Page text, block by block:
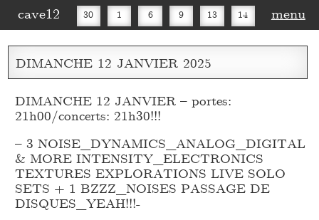
cave12 30 1 6 9 13 14
16 20 27 30
menu
DIMANCHE 12 JANVIER 2025
DIMANCHE 12 JANVIER – portes:
21h00/concerts: 21h30!!!
– 3 NOISE_DYNAMICS_ ANALOG_DIGITAL
& MORE INTENSITY_ELECTRONICS
TEXTURES EXPLORATIONS LIVE SOLO
SETS + 1 BZZZ_NOISES PASSAGE DE
DISQUES_YEAH!!!-